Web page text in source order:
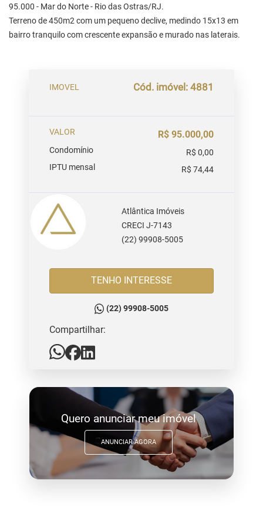
95.000 - Mar do Norte - Rio das Ostras/RJ.
Terreno de 450m2 com um pequeno declive, medindo 15x13 em
bairro tranquilo com crescente expansão e murado nas laterais.
IMOVEL Cód. imóvel: 4881
VALOR R$ 95.000,00
Condomínio
R$ 0,00
IPTU mensal
R$ 74,44
Atlântica Imóveis
CRECI J-7143
(22) 99908-5005
TENHO INTERESSE
(22) 99908-5005
Compartilhar:
Quero anunciar meu imóvel
ANUNCIAR AGORA